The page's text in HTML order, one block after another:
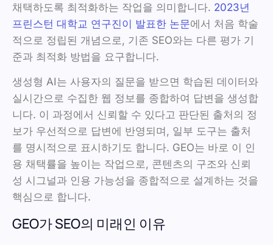
채택하도록 최적화하는 작업을 의미합니다. 2023년
프린스턴 대학교 연구진이 발표한 논문에서 처음 학술
적으로 정립된 개념으로, 기존 SEO와는 다른 평가 기
준과 최적화 방법을 요구합니다.
생성형 AI는 사용자의 질문을 받으면 학습된 데이터와
실시간으로 수집한 웹 정보를 종합하여 답변을 생성합
니다. 이 과정에서 신뢰할 수 있다고 판단된 출처의 정
보가 우선적으로 답변에 반영되며, 일부 도구는 출처
를 명시적으로 표시하기도 합니다. GEO는 바로 이 인
용 채택률을 높이는 작업으로, 콘텐츠의 구조와 신뢰
성 시그널과 인용 가능성을 종합적으로 설계하는 것을
핵심으로 합니다.
GEO가 SEO의 미래인 이유